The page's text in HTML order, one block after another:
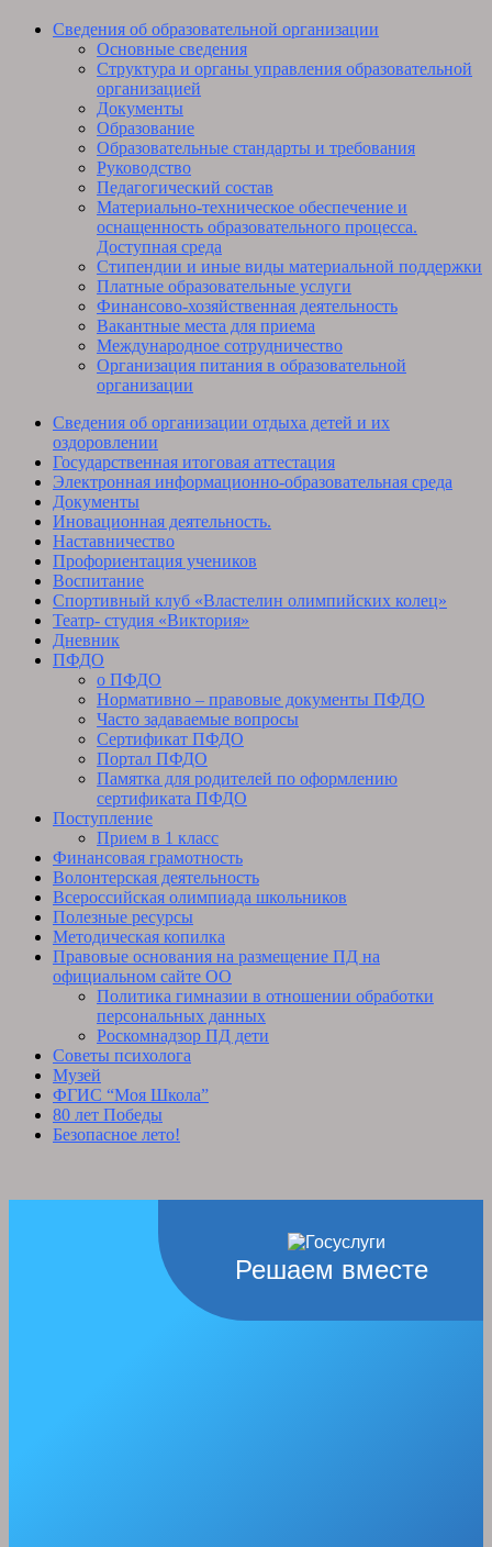
Сведения об образовательной организации
Основные сведения
Структура и органы управления образовательной
организацией
Документы
Образование
Образовательные стандарты и требования
Руководство
Педагогический состав
Материально-техническое обеспечение и
оснащенность образовательного процесса.
Доступная среда
Стипендии и иные виды материальной поддержки
Платные образовательные услуги
Финансово-хозяйственная деятельность
Вакантные места для приема
Международное сотрудничество
Организация питания в образовательной
организации
Сведения об организации отдыха детей и их
оздоровлении
Государственная итоговая аттестация
Электронная информационно-образовательная среда
Документы
Иновационная деятельность.
Наставничество
Профориентация учеников
Воспитание
Спортивный клуб «Властелин олимпийских колец»
Театр- студия «Виктория»
Дневник
ПФДО
о ПФДО
Нормативно – правовые документы ПФДО
Часто задаваемые вопросы
Сертификат ПФДО
Портал ПФДО
Памятка для родителей по оформлению
сертификата ПФДО
Поступление
Прием в 1 класс
Финансовая грамотность
Волонтерская деятельность
Всероссийская олимпиада школьников
Полезные ресурсы
Методическая копилка
Правовые основания на размещение ПД на
официальном сайте ОО
Политика гимназии в отношении обработки
персональных данных
Роскомнадзор ПД дети
Советы психолога
Музей
ФГИС “Моя Школа”
80 лет Победы
Безопасное лето!
Решаем вместе